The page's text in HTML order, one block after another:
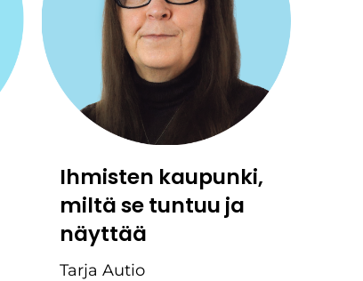
Ihmisten kaupunki,
miltä se tuntuu ja
näyttää
Tarja Autio